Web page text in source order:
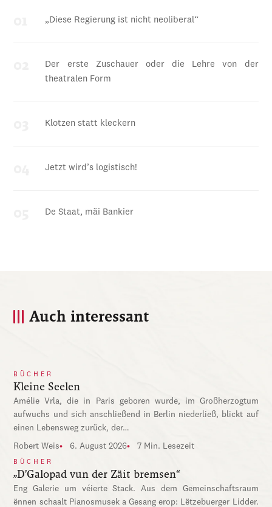
„Diese Regierung ist nicht neoliberal“
Der erste Zuschauer oder die Lehre von der
theatralen Form
Klotzen statt kleckern
Jetzt wird’s logistisch!
De Staat, mäi Bankier
Auch interessant
BÜCHER
Kleine Seelen
Amélie Vrla, die in Paris geboren wurde, im Großherzogtum
aufwuchs und sich anschließend in Berlin niederließ, blickt auf
einen Lebensweg zurück, der…
Robert Weis 6. August 2026 7 Min. Lesezeit
BÜCHER
„D’Galopad vun der Zäit bremsen“
Eng Galerie um véierte Stack. Aus dem Gemeinschaftsraum
ënnen schaalt Pianosmusek a Gesang erop: Lëtzebuerger Lidder.